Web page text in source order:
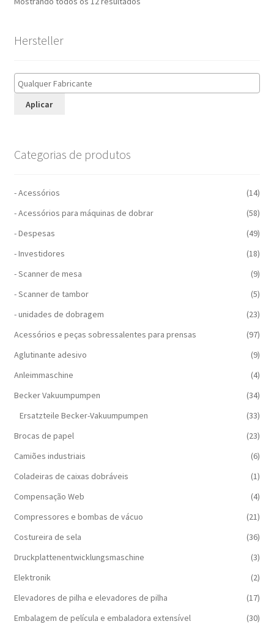
Hersteller
Aplicar
Categorias de produtos
- Acessórios
(14)
- Acessórios para máquinas de dobrar
(58)
- Despesas
(49)
- Investidores
(18)
- Scanner de mesa
(9)
- Scanner de tambor
(5)
- unidades de dobragem
(23)
Acessórios e peças sobressalentes para prensas
(97)
Aglutinante adesivo
(9)
Anleimmaschine
(4)
Becker Vakuumpumpen
(34)
Ersatzteile Becker-Vakuumpumpen
(33)
Brocas de papel
(23)
Camiões industriais
(6)
Coladeiras de caixas dobráveis
(1)
Compensação Web
(4)
Compressores e bombas de vácuo
(21)
Costureira de sela
(36)
Druckplattenentwicklungsmaschine
(3)
Elektronik
(2)
Elevadores de pilha e elevadores de pilha
(17)
Embalagem de película e embaladora extensível
(30)